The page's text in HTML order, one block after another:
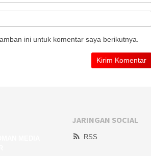
ini untuk komentar saya berikutnya.
JARINGAN SOCIAL
RSS